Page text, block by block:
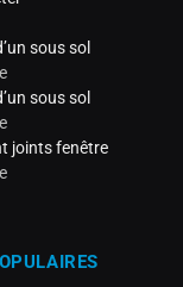
sous sol
sous sol
joints fenêtre